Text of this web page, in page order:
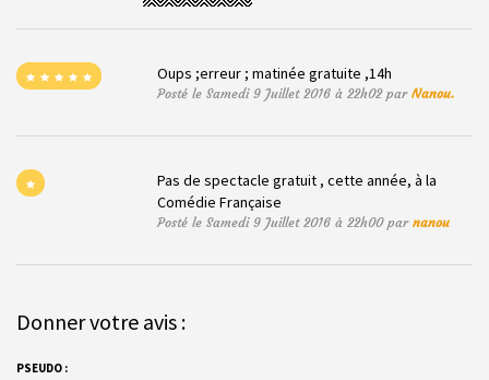
Oups ;erreur ; matinée gratuite ,14h
Posté le Samedi 9 Juillet 2016 à 22h02 parNanou.
Pas de spectacle gratuit , cette année, à la
Comédie Française
Posté le Samedi 9 Juillet 2016 à 22h00 parnanou
Donner votre avis :
PSEUDO :